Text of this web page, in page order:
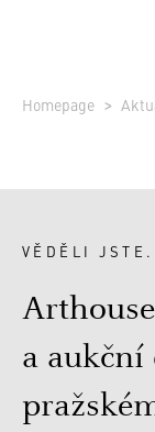
Homepage
VĚDĚLI
Arthouse
a aukční